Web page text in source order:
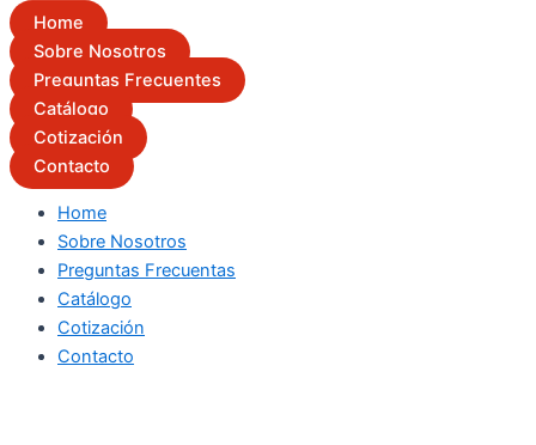
Home
Sobre Nosotros
Preguntas Frecuentes
Catálogo
Cotización
Contacto
Home
Sobre Nosotros
Preguntas Frecuentas
Catálogo
Cotización
Contacto